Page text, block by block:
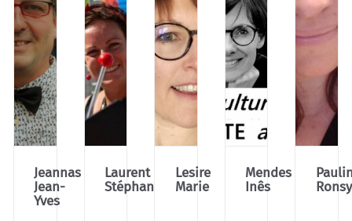
Jeannas
Jean-
Yves
Laurent
Stéphanie
Lesire
Marie
Mendes
Inês